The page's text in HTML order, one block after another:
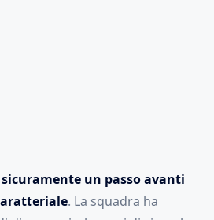
sicuramente un passo avanti
. La squadra ha